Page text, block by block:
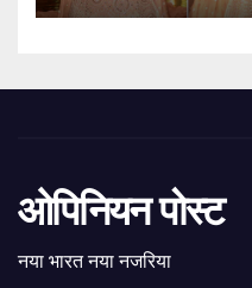
ओपिनियन पोस्ट
नया भारत नया नजरिया